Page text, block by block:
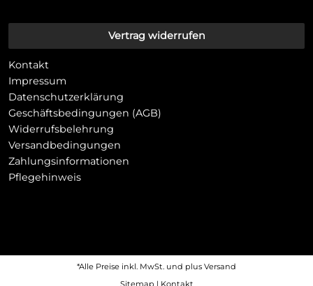
Vertrag widerrufen
Kontakt
Impressum
Datenschutzerklärung
Geschäftsbedingungen (AGB)
Widerrufsbelehrung
Versandbedingungen
Zahlungsinformationen
Pflegehinweis
*Alle Preise inkl. MwSt. und plus Versand
Sitemap | Kontakt